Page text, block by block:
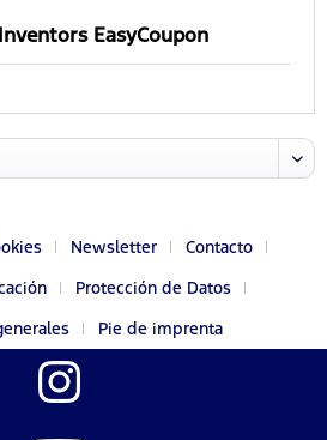
EasyCoupon
Newsletter
Contacto
Protección de Datos
Pie de imprenta